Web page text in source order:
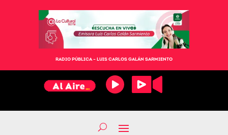
RADIO PÚBLICA – LUIS CARLOS GALÁN SARMIENTO